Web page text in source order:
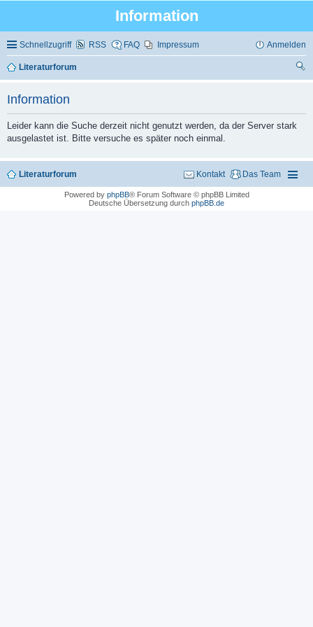
Information
Schnellzugriff RSS FAQ Impressum Anmelden
Literaturforum
Information
Leider kann die Suche derzeit nicht genutzt werden, da der Server stark
ausgelastet ist. Bitte versuche es später noch einmal.
Literaturforum Das Team
Kontakt
Powered by phpBB® Forum Software © phpBB Limited
Deutsche Übersetzung durch phpBB.de